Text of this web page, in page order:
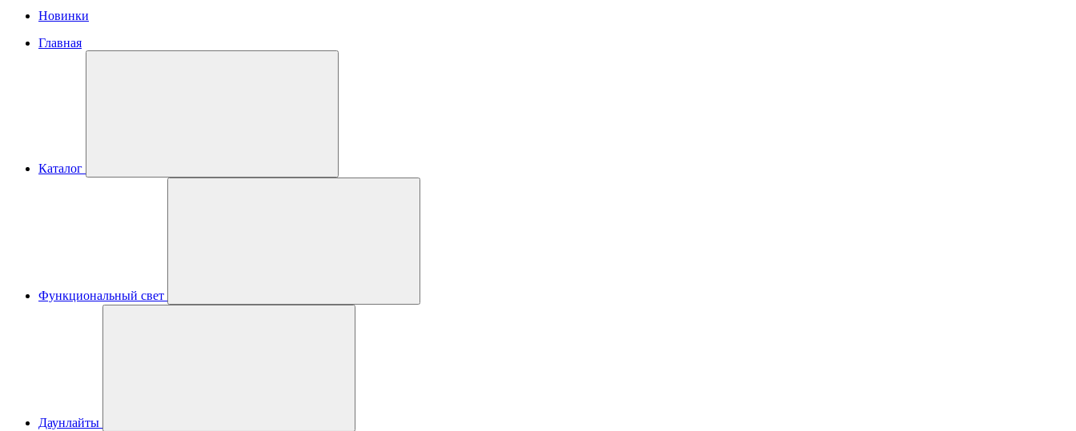
Новинки
Главная
Каталог
Функциональный свет
Даунлайты